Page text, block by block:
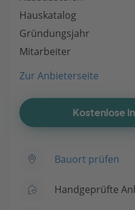
Hauskatalog
Gründungsjahr
Mitarbeiter
Zur Anbieterseite
Kostenlose
Bauort prüfen
Handgeprüfte